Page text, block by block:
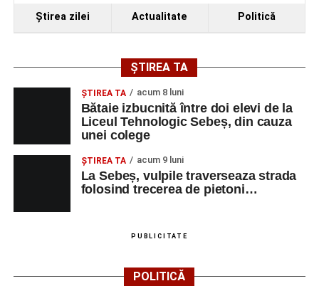
Spectacol de vals și tango „Armonii în
pași de dans”
Napoca).
AcompaniazăCluj Tango Orchestra:
Irina Indrei – pian
Robert Indrei – bandoneon
Milena Vădan – vioară
Emanuel Elcean – contrabas
Adrian Lup – violoncel
Vlad Dordea.
Ştirea zilei Actualitate Politică
ȘTIREA TA
ŞTIREA TA acum 8 luni
Bătaie izbucnită între doi elevi de la
Liceul Tehnologic Sebeș, din cauza
unei colege
ŞTIREA TA acum 9 luni
La Sebeș, vulpile traverseaza strada
folosind trecerea de pietoni…
PUBLICITATE
POLITICĂ